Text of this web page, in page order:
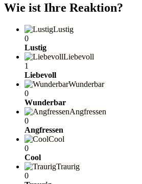
Wie ist Ihre Reaktion?
Lustig
0
Lustig
Liebevoll
1
Liebevoll
Wunderbar
0
Wunderbar
Angfressen
0
Angfressen
Cool
0
Cool
Traurig
0